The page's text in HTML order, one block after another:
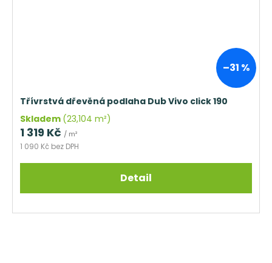
–31 %
Třívrstvá dřevěná podlaha Dub Vivo click 190
Skladem (23,104 m²)
1 090 Kč bez DPH
1 319 Kč / m²
Detail